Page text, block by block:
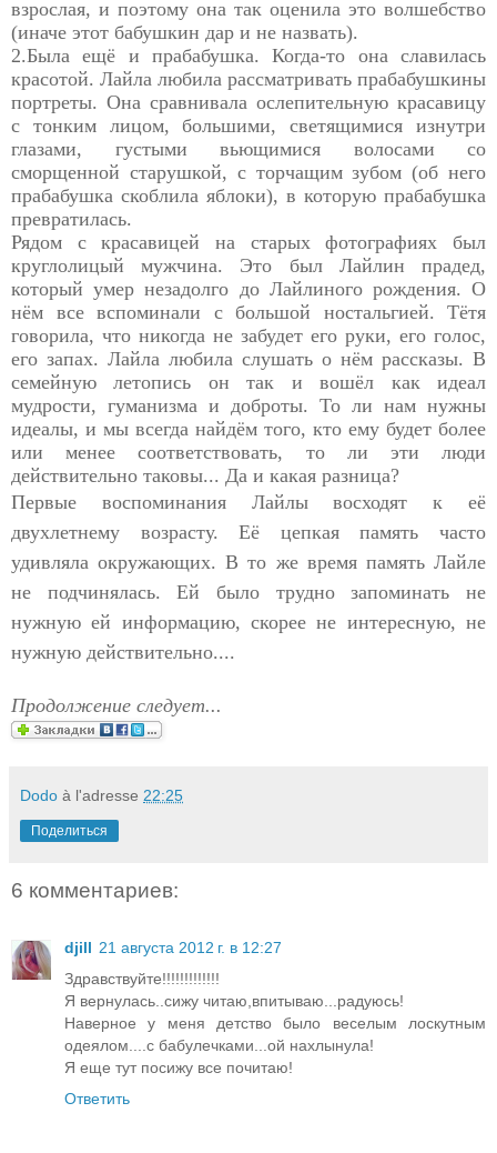
взрослая, и поэтому она так оценила это волшебство
(иначе этот бабушкин дар и не назвать).
2.Была ещё и прабабушка. Когда-то она славилась
красотой. Лайла любила рассматривать прабабушкины
портреты. Она сравнивала ослепительную красавицу
с тонким лицом, большими, светящимися изнутри
глазами, густыми вьющимися волосами со
сморщенной старушкой, с торчащим зубом (об него
прабабушка скоблила яблоки), в которую прабабушка
превратилась.
Рядом с красавицей на старых фотографиях был
круглолицый мужчина. Это был Лайлин прадед,
который умер незадолго до Лайлиного рождения. О
нём все вспоминали с большой ностальгией. Тётя
говорила, что никогда не забудет его руки, его голос,
его запах. Лайла любила слушать о нём рассказы. В
семейную летопись он так и вошёл как идеал
мудрости, гуманизма и доброты. То ли нам нужны
идеалы, и мы всегда найдём того, кто ему будет более
или менее соответствовать, то ли эти люди
действительно таковы... Да и какая разница?
Первые воспоминания Лайлы восходят к её
двухлетнему возрасту. Её цепкая память часто
удивляла окружающих. В то же время память Лайле
не подчинялась. Ей было трудно запоминать не
нужную ей информацию, скорее не интересную, не
нужную действительно....
Продолжение следует...
Dodo à l'adresse 22:25
Поделиться
6 комментариев:
djill 21 августа 2012 г. в 12:27
Здравствуйте!!!!!!!!!!!!!
Я вернулась..сижу читаю,впитываю...радуюсь!
Наверное у меня детство было веселым лоскутным
одеялом....с бабулечками...ой нахлынула!
Я еще тут посижу все почитаю!
Ответить